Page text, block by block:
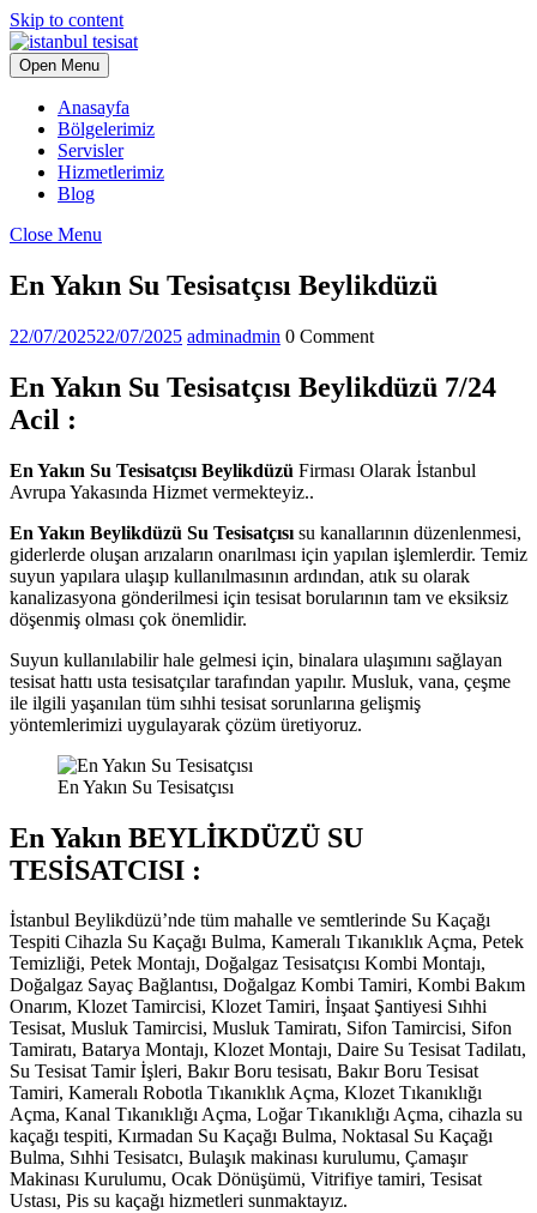
Skip to content
Open Menu
Anasayfa
Bölgelerimiz
Servisler
Hizmetlerimiz
Blog
Close Menu
En Yakın Su Tesisatçısı Beylikdüzü
22/07/202522/07/2025 adminadmin 0 Comment
En Yakın Su Tesisatçısı Beylikdüzü 7/24
Acil :
En Yakın Su Tesisatçısı Beylikdüzü Firması Olarak İstanbul
Avrupa Yakasında Hizmet vermekteyiz..
En Yakın Beylikdüzü Su Tesisatçısı su kanallarının düzenlenmesi,
giderlerde oluşan arızaların onarılması için yapılan işlemlerdir. Temiz
suyun yapılara ulaşıp kullanılmasının ardından, atık su olarak
kanalizasyona gönderilmesi için tesisat borularının tam ve eksiksiz
döşenmiş olması çok önemlidir.
Suyun kullanılabilir hale gelmesi için, binalara ulaşımını sağlayan
tesisat hattı usta tesisatçılar tarafından yapılır. Musluk, vana, çeşme
ile ilgili yaşanılan tüm sıhhi tesisat sorunlarına gelişmiş
yöntemlerimizi uygulayarak çözüm üretiyoruz.
En Yakın Su Tesisatçısı
En Yakın BEYLİKDÜZÜ SU
TESİSATCISI :
İstanbul Beylikdüzü’nde tüm mahalle ve semtlerinde Su Kaçağı
Tespiti Cihazla Su Kaçağı Bulma, Kameralı Tıkanıklık Açma, Petek
Temizliği, Petek Montajı, Doğalgaz Tesisatçısı Kombi Montajı,
Doğalgaz Sayaç Bağlantısı, Doğalgaz Kombi Tamiri, Kombi Bakım
Onarım, Klozet Tamircisi, Klozet Tamiri, İnşaat Şantiyesi Sıhhi
Tesisat, Musluk Tamircisi, Musluk Tamiratı, Sifon Tamircisi, Sifon
Tamiratı, Batarya Montajı, Klozet Montajı, Daire Su Tesisat Tadilatı,
Su Tesisat Tamir İşleri, Bakır Boru tesisatı, Bakır Boru Tesisat
Tamiri, Kameralı Robotla Tıkanıklık Açma, Klozet Tıkanıklığı
Açma, Kanal Tıkanıklığı Açma, Loğar Tıkanıklığı Açma, cihazla su
kaçağı tespiti, Kırmadan Su Kaçağı Bulma, Noktasal Su Kaçağı
Bulma, Sıhhi Tesisatcı, Bulaşık makinası kurulumu, Çamaşır
Makinası Kurulumu, Ocak Dönüşümü, Vitrifiye tamiri, Tesisat
Ustası, Pis su kaçağı hizmetleri sunmaktayız.